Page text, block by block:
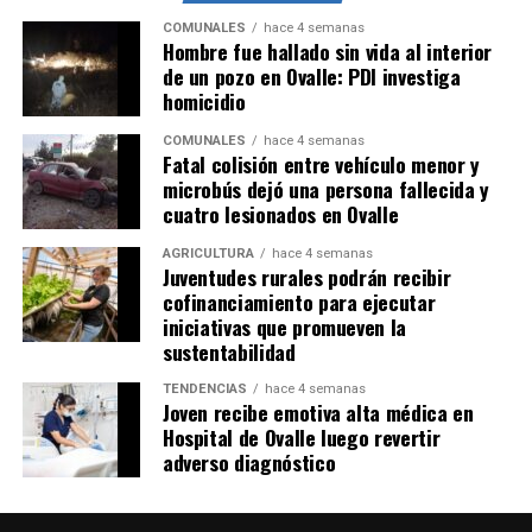
COMUNALES hace 4 semanas
Hombre fue hallado sin vida al interior
de un pozo en Ovalle: PDI investiga
homicidio
COMUNALES hace 4 semanas
Fatal colisión entre vehículo menor y
microbús dejó una persona fallecida y
cuatro lesionados en Ovalle
AGRICULTURA hace 4 semanas
Juventudes rurales podrán recibir
cofinanciamiento para ejecutar
iniciativas que promueven la
sustentabilidad
TENDENCIAS hace 4 semanas
Joven recibe emotiva alta médica en
Hospital de Ovalle luego revertir
adverso diagnóstico